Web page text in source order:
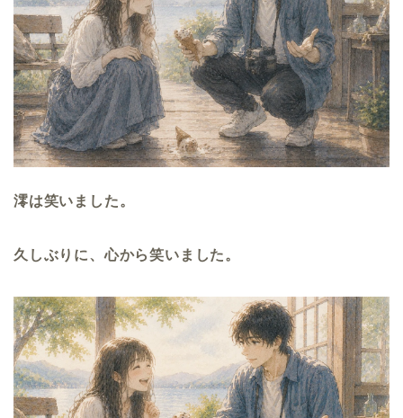
澪は笑いました。
久しぶりに、心から笑いました。